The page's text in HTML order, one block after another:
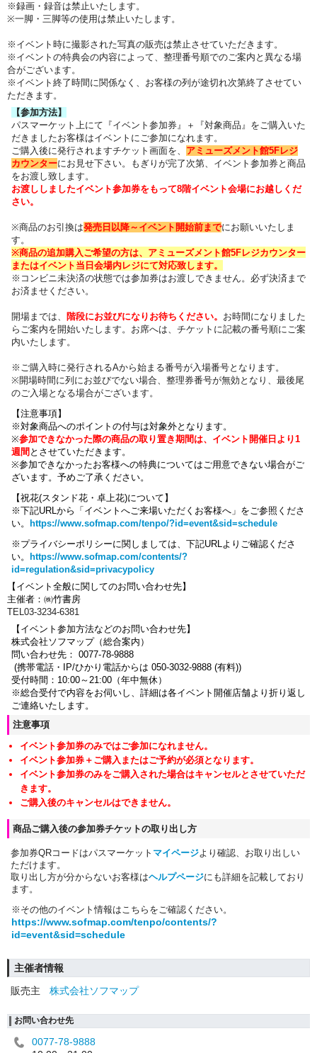
※録画・録音は禁止いたします。
※一脚・三脚等の使用は禁止いたします。
※イベント時に撮影された写真の販売は禁止させていただきます。
※イベントの特典会の内容によって、整理番号順でのご案内と異なる場
合がございます。
※イベント終了時間に関係なく、お客様の列が途切れ次第終了させてい
ただきます。
【参加方法】
パスマーケット上にて『イベント参加券』＋『対象商品』をご購入いた
だきましたお客様はイベントにご参加になれます。
ご購入後に発行されますチケット画面を、 アミューズメント館5Fレジ
カウンターにお見せ下さい。
もぎりが完了次第、イベント参加券と商品
をお渡し致します。
お渡ししましたイベント参加券をもって8階イベント会場にお越しくだ
さい。
※商品のお引換は発売日以降～ イベント開始前までにお願いいたしま
す。
※商品の追加購入ご希望の方は、 アミューズメント館5Fレジカウンター
またはイベント当日会場内レジにて対応致します。
※コンビニ未決済の状態では参加券はお渡しできません。必ず決済まで
お済ませください。
開場までは、 階段にお並びになりお待ちください。 お時間になりました
らご案内を開始いたします。お席へは、チケットに記載の番号順にご案
内いたします 。
※ご購入時に発行されるAから始まる番号が入場番号となります。
※開場時間に列にお並びでない場合、整理券番号が無効となり、最後尾
のご入場となる場合がございます。
【注意事項】
※対象商品へのポイントの付与は対象外となります。
※参加できなかった際の商品の取り置き期間は、イベント開催日より1
週間 とさせていただきます。
※参加できなかったお客様への特典についてはご用意できない場合がご
ざいます。 予めご了承ください。
【祝花(スタンド花・卓上花)について】
※下記URLから「イベントへご来場いただくお客様へ」をご参照くださ
い。
https://www.sofmap.com/tenpo/?id=event&sid=schedule
※プライバシーポリシーに関しましては、下記URLよりご確認くださ
い。
https://www.sofmap.com/contents/?
id=regulation&sid=privacypolicy
【イベント全般に関してのお問い合わせ先】
主催者：㈱竹書房
TEL03-3234-6381
【イベント参加方法などのお問い合わせ先】
株式会社ソフマップ（総合案内）
問い合わせ先： 0077-78-9888
(携帯電話・IP/ひかり電話からは 050-3032-9888 (有料))
受付時間：10:00～21:00（年中無休）
※総合受付で内容をお伺いし、詳細は各イベント開催店舗より折り返し
ご連絡いたします。
注意事項
イベント参加券のみではご参加になれません。
イベント参加券＋ご購入またはご予約が必須となります。
イベント参加券のみをご購入された場合はキャンセルとさせていただ
きます。
ご購入後のキャンセルはできません。
商品ご購入後の参加券チケットの取り出し方
参加券QRコードはパスマーケット マイページより確認、お取り出しい
ただけます。
取り出し方が分からないお客様はヘルプページにも詳細を記載しており
ます。
※その他のイベント情報はこちらをご確認ください。
https://www.sofmap.com/tenpo/contents/?
id=event&sid=schedule
主催者情報
販売主
株式会社ソフマップ
お問い合わせ先
0077-78-9888